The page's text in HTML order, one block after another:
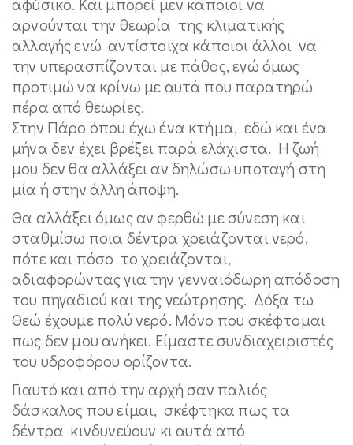
αρνούνται την θεωρία της κλιματικής
αλλαγής ενώ αντίστοιχα κάποιοι άλλοι να
την υπερασπίζονται με πάθος, εγώ όμως
προτιμώ να κρίνω με αυτά που παρατηρώ
πέρα από θεωρίες.
Στην Πάρο όπου έχω ένα κτήμα, εδώ και ένα
μήνα δεν έχει βρέξει παρά ελάχιστα. Η ζωή
μου δεν θα αλλάξει αν δηλώσω υποταγή στη
μία ή στην άλλη άποψη.
Θα αλλάξει όμως αν φερθώ με σύνεση και
σταθμίσω ποια δέντρα χρειάζονται νερό,
πότε και πόσο το χρειάζονται,
αδιαφορώντας για την γενναιόδωρη απόδοση
του πηγαδιού και της γεώτρησης. Δόξα τω
Θεώ έχουμε πολύ νερό. Μόνο που σκέφτομαι
πως δεν μου ανήκει. Είμαστε συνδιαχειριστές
του υδροφόρου ορίζοντα.
Γιαυτό και από την αρχή σαν παλιός
δάσκαλος που είμαι, σκέφτηκα πως τα
δέντρα κινδυνεύουν κι αυτά από